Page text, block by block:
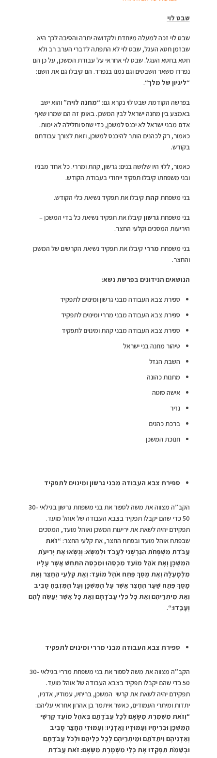
שבט לוי
שבט לוי זכה למעלה מיוחדת ולקדושה יתרה והסיבה לכך היא
שבזמן חטא העגל, שבט לוי לא התפתה לדברי הערב רב ולא
חטא בחטא העגל. שבט לוי אחראי על עבודת המשכן, על כן הם
נפרדו משאר השבטים וגם נמנו בנפרד. הם קיבלו גם את השם:
“ליגיון של מלך“.
בפרשה הקודמת שבט לוי נקרא גם: “מחנה לויה” והוא ישב
באמצע בין מחנה ישראל לבין המשכן. באופן זה הם שמרו שאף
אדם מבני ישראל לא יכנס למשכן, כדי שחס וחלילה לא ימות.
כאמור, רק לכהנים הותר להיכנס למשכן, וזאת לצורך עבודתם
בקודש.
כאמור, ללוי היו שלושה בנים: גרשון, קהת ומררי. כל אחד מבניו
ובני משפחתו קיבלו תפקיד ייחודי בעבודת הקודש.
בני משפחת קהתקיבלו את תפקיד נשיאת כלי הקודש.
בני משפחתגרשון קיבלו את תפקיד נשיאת כל בדי המשכן –
היריעות המסכים וקלעי החצר.
בני משפחת מררי קיבלו את תפקיד נשיאת הקרשים של המשכן
והחצר.
הנושאים הנידונים בפרשת נשא:
ספירת צבא העבודה מבני גרשון ומינוים לתפקיד
ספירת צבא העבודה מבני מררי ומינוים לתפקיד
ספירת צבא העבודה מבני קהת ומינוים לתפקיד
טיהור מחנה בני ישראל
השבת הגזל
מתנות כהונה
אישה סוטה
נזיר
ברכת כהנים
חנוכת המשכן
ספירת צבא העבודה מבני גרשון ומינוים לתפקיד
הקב”ה מצווה את משה לספור את בני משפחת גרשון בגילאי 30-
50 כדי שהם יקבלו תפקיד בצבא העבודה של אוהל מועד.
תפקידם יהיה לשאת את יריעות המשכן ואוהל מועד, המסכים
שבפתח אוהל מועד ובפתח החצר, את קלעי החצר:“זֹאת
עֲבֹדַת מִשְׁפְּחֹת הַגֵּרְשֻׁנִּי לַעֲבֹד וּלְמַשָּׂא׃ וְנָשְׂאוּ אֶת יְרִיעֹת
הַמִּשְׁכָּן וְאֶת אֹהֶל מוֹעֵד מִכְסֵהוּ וּמִכְסֵה הַתַּחַשׁ אֲשֶׁר עָלָיו
מִלְמָעְלָה וְאֶת מָסַךְ פֶּתַח אֹהֶל מוֹעֵד׃ וְאֵת קַלְעֵי הֶחָצֵר וְאֶת
מָסַךְ פֶּתַח שַׁעַר הֶחָצֵר אֲשֶׁר עַל הַמִּשְׁכָּן וְעַל הַמִּזְבֵּחַ סָבִיב
וְאֵת מֵיתְרֵיהֶם וְאֶת כָּל כְּלֵי עֲבֹדָתָם וְאֵת כָּל אֲשֶׁר יֵעָשֶׂה לָהֶם
וְעָבָדוּ׃“
.
ספירת צבא העבודה מבני מררי ומינוים לתפקיד
הקב”ה מצווה את משה לספור את בני משפחת מררי בגילאי 30-
50 כדי שהם יקבלו תפקיד בצבא העבודה של אוהל מועד.
תפקידם יהיה לשאת את קרשי המשכן, בריחיו, עמודיו, אדניו,
יתדות ומיתרי העמודים, כאשר איתמר בן אהרון אחראי עליהם:
“וְזֹאת מִשְׁמֶרֶת מַשָּׂאָם לְכָל עֲבֹדָתָם בְּאֹהֶל מוֹעֵד קַרְשֵׁי
הַמִּשְׁכָּן וּבְרִיחָיו וְעַמּוּדָיו וַאֲדָנָיו׃ וְעַמּוּדֵי הֶחָצֵר סָבִיב
וְאַדְנֵיהֶם וִיתֵדֹתָם וּמֵיתְרֵיהֶם לְכָל כְּלֵיהֶם וּלְכֹל עֲבֹדָתָם
וּבְשֵׁמֹת תִּפְקְדוּ אֶת כְּלֵי מִשְׁמֶרֶת מַשָּׂאָם׃ זֹאת עֲבֹדַת